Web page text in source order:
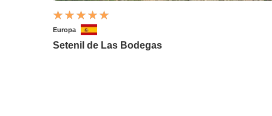
Europa
Setenil de Las Bodegas